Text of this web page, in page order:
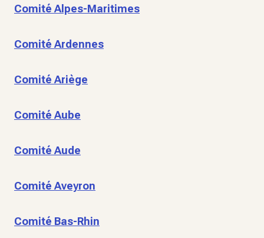
Comité Alpes-Maritimes
Comité Ardennes
Comité Ariège
Comité Aube
Comité Aude
Comité Aveyron
Comité Bas-Rhin